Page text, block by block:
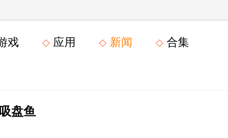
戏 应用 新闻 合集
吸盘鱼